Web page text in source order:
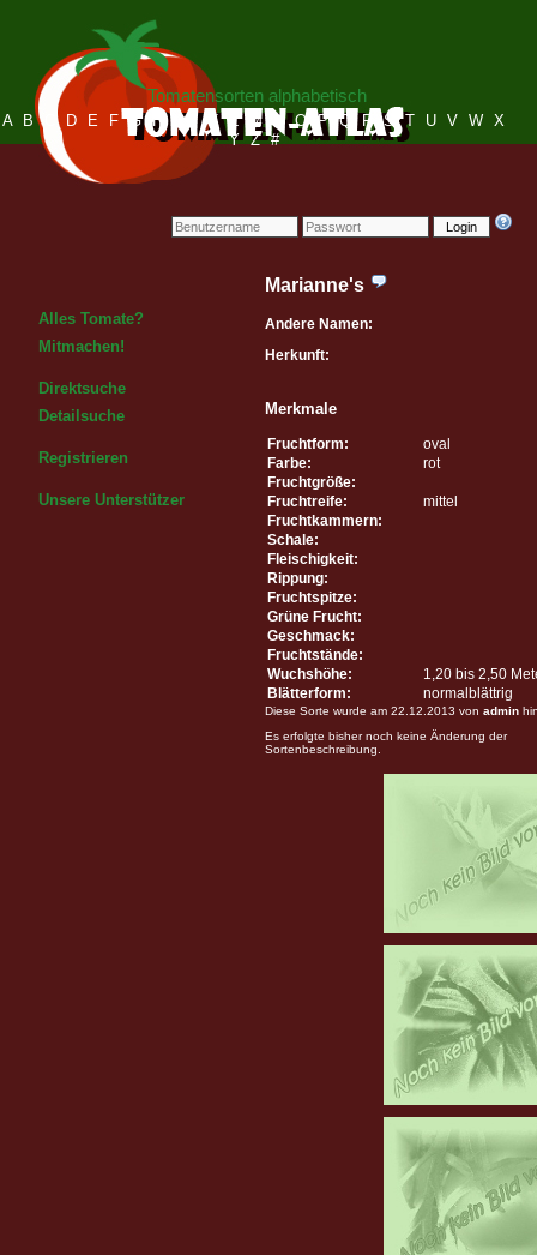
Login
Tomatensorten alphabetisch
A B C D E F G H I J K L M N O P Q R S T U V W X
Y Z #
Alles Tomate?
Mitmachen!
Direktsuche
Detailsuche
Registrieren
Unsere Unterstützer
Marianne's
Andere Namen:
Herkunft:
Merkmale
Fruchtform:
oval
Farbe:
rot
Fruchtgröße:
Fruchtreife:
mittel
Fruchtkammern:
Schale:
Fleischigkeit:
Rippung:
Fruchtspitze:
Grüne Frucht:
Geschmack:
Fruchtstände:
Wuchshöhe:
1,20 bis 2,50
Blätterform:
normalblättrig
Diese Sorte wurde am 22.12.2013 von admin
Es erfolgte bisher noch keine Änderung der
Sortenbeschreibung.